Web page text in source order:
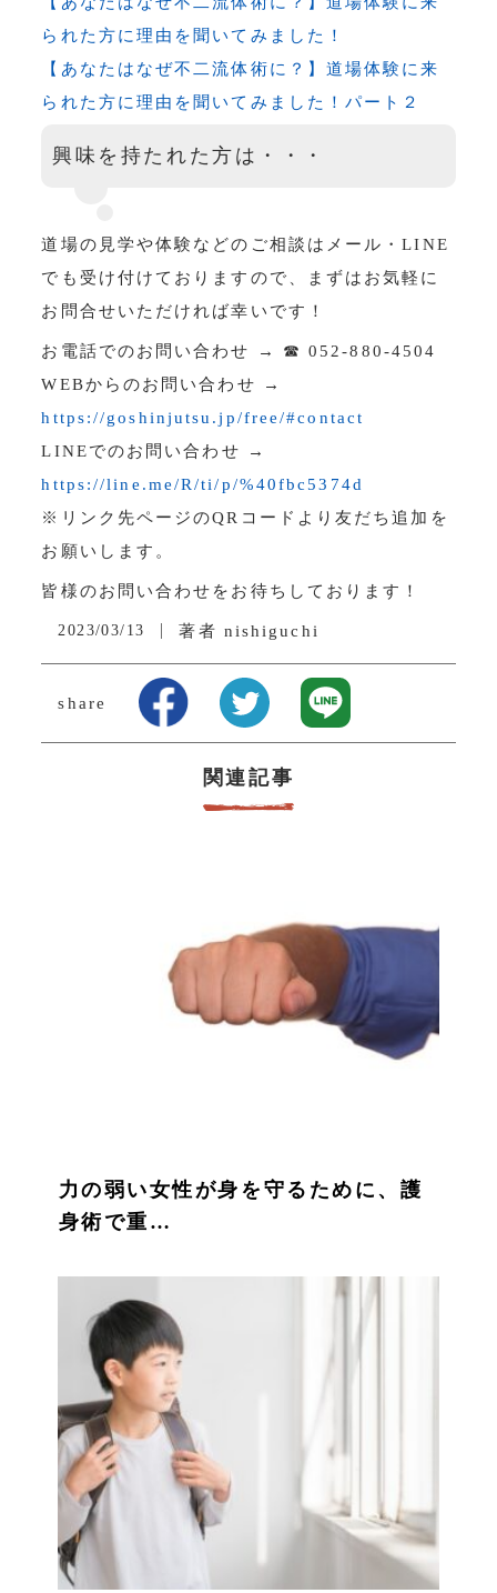
られた方に理由を聞いてみました！
【あなたはなぜ不二流体術に？】道場体験に来
られた方に理由を聞いてみました！パート２
興味を持たれた方は・・・
道場の見学や体験などのご相談はメール・LINE
でも受け付けておりますので、まずはお気軽に
お問合せいただければ幸いです！
お電話でのお問い合わせ → ☎ 052-880-4504
WEBからのお問い合わせ →
https://goshinjutsu.jp/free/#contact
LINEでのお問い合わせ →
https://line.me/R/ti/p/%40fbc5374d
※リンク先ページのQRコードより友だち追加を
お願いします。
皆様のお問い合わせをお待ちしております！
2023/03/13 著者 nishiguchi
share
関連記事
力の弱い女性が身を守るために、護
身術で重…